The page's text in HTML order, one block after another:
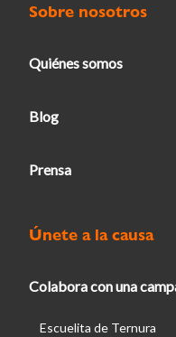
Sobre nosotros
Quiénes somos
Blog
Prensa
Únete a la causa
Colabora con una
Escuelita de Ternura